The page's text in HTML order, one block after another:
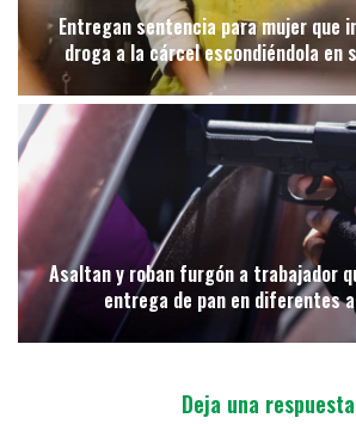
Entregan sentencia para mujer que
droga a la cárcel escondiéndola en
Asaltan y roban furgón a trabajador
entrega de pan en diferentes
Deja una respuesta